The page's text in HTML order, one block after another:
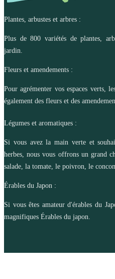
Plantes, arbustes et arbres :
Plus de 800 variétés de plantes,
jardin.
Fleurs et amendements :
Pour agrémenter vos espaces verts,
également des fleurs et des
Légumes et aromatiques :
Si vous avez la main verte et
herbes, nous vous offrons un grand
salade, la tomate, le poivron, le
Érables du Japon :
Si vous êtes amateur d'érables du
magnifiques Érables du japon.